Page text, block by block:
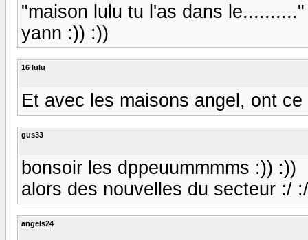
"maison lulu tu l'as dans
yann :)) :))
16 lulu
Et avec les maisons angel, ont
gus33
bonsoir les dppeuummmms :)) :))
alors des nouvelles du secteur :/
angels24